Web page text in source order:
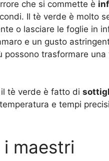
che si commette è
Il tè verde è molto
o lasciare le foglie in
e un gusto
trasformare
tè verde è fatto di
e tempi
maestri